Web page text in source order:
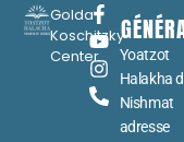
Golda
Koschitzky
Center
Yoatzot
Halakha
Nishmat
adresse